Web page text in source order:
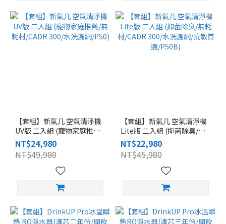
【套組】新氣几 空氣清淨機
UV版 二入組 (寵物家庭推薦/
無耗材/CADR 300/水洗濾
網/P50)
NT$24,980
NT$49,980
【套組】新氣几 空氣清淨機
Lite版 二入組 (抑菌除臭/無
耗材/CADR 300/水洗濾網/抗
敏首選/P50B)
NT$22,980
NT$45,980